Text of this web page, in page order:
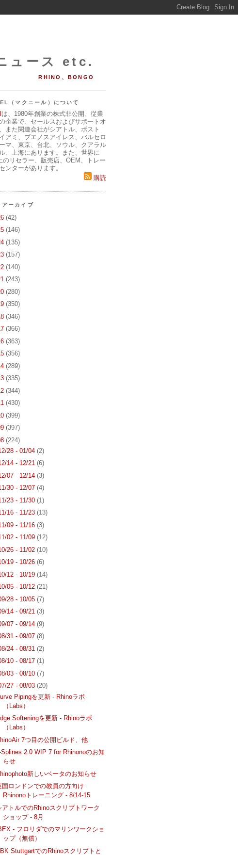
ュース etc.
RHINO、BONGO
（マクニール）について
は、1980年創業の株式非公開、従業
企業で、セールスおよびサポートオ
また関連会社がシアトル、ボスト
アミ、ブエノスアイレス、バルセロ
マ、東京、台北、ソウル、クアラル
、上海にあります。また、世界に
のリセラー、販売店、OEM、トレー
ンターがあります。
購読
アーカイブ
(42)
(146)
(135)
(157)
(140)
(243)
(280)
(350)
(346)
(366)
(363)
(356)
(289)
(335)
(344)
(430)
(399)
(397)
(224)
28 - 01/04 (2)
14 - 12/21 (6)
07 - 12/14 (3)
30 - 12/07 (4)
23 - 11/30 (1)
16 - 11/23 (13)
09 - 11/16 (3)
02 - 11/09 (12)
26 - 11/02 (10)
19 - 10/26 (6)
12 - 10/19 (14)
05 - 10/12 (21)
28 - 10/05 (7)
14 - 09/21 (3)
07 - 09/14 (9)
31 - 09/07 (8)
24 - 08/31 (2)
10 - 08/17 (1)
03 - 08/10 (7)
27 - 08/03 (20)
Pipingを更新 - Rhinoラボ
（Labs）
Softeningを更新 - Rhinoラボ
（Labs）
7つ目の公開ビルド、他
Splines 2.0 WIP 7 for Rhinonoのお知
らせ
新しいベータのお知らせ
国ロンドンでの教員の方向け
Rhinonoトレーニング - 8/14-15
アトルでのRhinoスクリプトワーク
ショップ - 8月
- フロリダでのマリンワークショ
ップ（無償）
StuttgartでのRhinoスクリプトと